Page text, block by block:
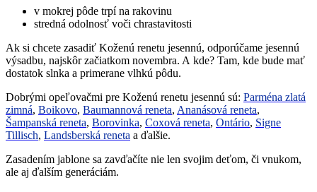
v mokrej pôde trpí na rakovinu
stredná odolnosť voči chrastavitosti
Ak si chcete zasadiť Koženú renetu jesennú, odporúčame jesennú
výsadbu, najskôr začiatkom novembra. A kde? Tam, kde bude mať
dostatok slnka a primerane vlhkú pôdu.
Dobrými opeľovačmi pre Koženú renetu jesennú sú: Parména zlatá
zimná, Boikovo, Baumannová reneta, Ananásová reneta,
Šampanská reneta, Borovinka, Coxová reneta, Ontário, Signe
Tillisch, Landsberská reneta a ďalšie.
Zasadením jablone sa zavďačíte nie len svojim deťom, či vnukom,
ale aj ďalším generáciám.